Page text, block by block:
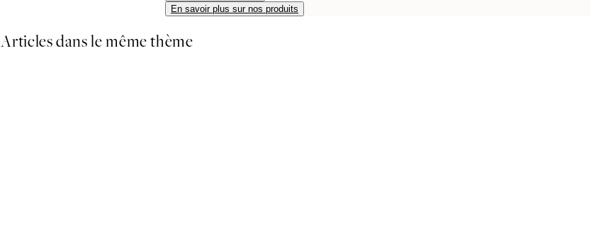
En savoir plus sur nos produits
Articles dans le même thème